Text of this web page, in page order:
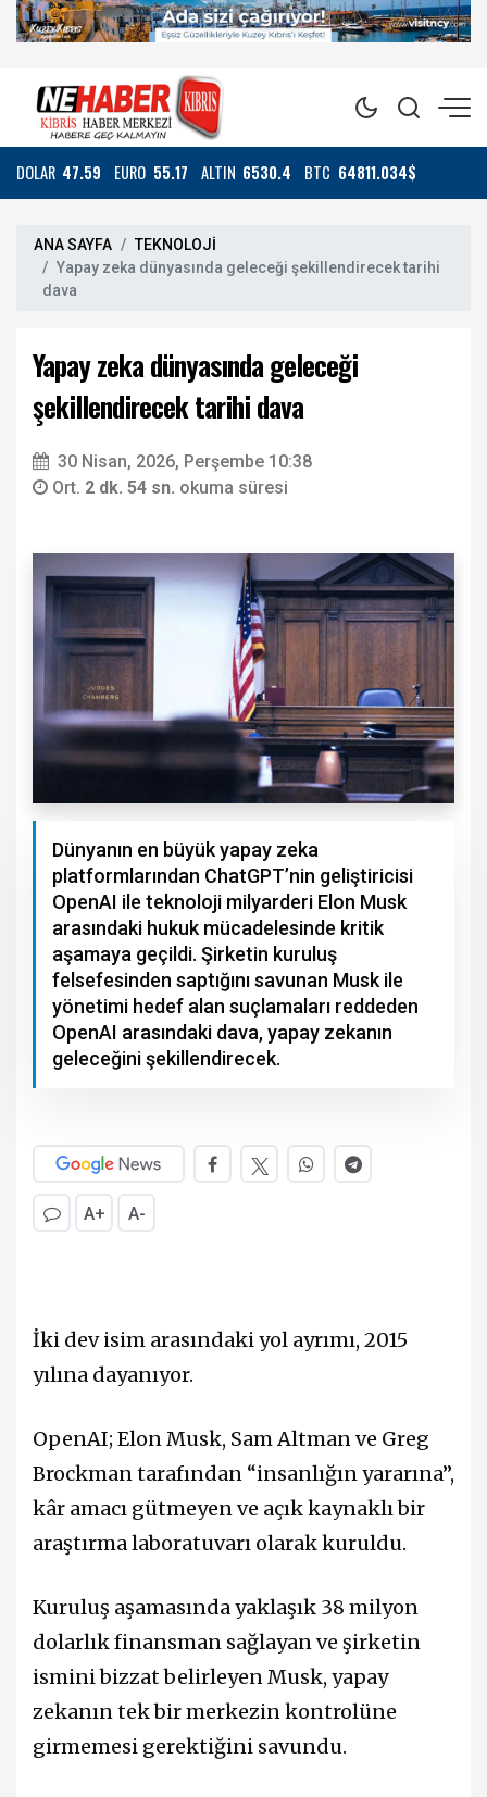
DOLAR 47.59 EURO 55.17 ALTIN 6530.4 BTC 64811.034$
ANA SAYFA
TEKNOLOJİ
Yapay zeka dünyasında geleceği şekillendirecek tarihi
dava
Yapay zeka dünyasında geleceği
şekillendirecek tarihi dava
30 Nisan, 2026, Perşembe 10:38
Ort. 2 dk. 54 sn. okuma süresi
Dünyanın en büyük yapay zeka
platformlarından ChatGPT’nin geliştiricisi
OpenAI ile teknoloji milyarderi Elon Musk
arasındaki hukuk mücadelesinde kritik
aşamaya geçildi. Şirketin kuruluş
felsefesinden saptığını savunan Musk ile
yönetimi hedef alan suçlamaları reddeden
OpenAI arasındaki dava, yapay zekanın
geleceğini şekillendirecek.
A+ A-
İki dev isim arasındaki yol ayrımı, 2015
yılına dayanıyor.
OpenAI; Elon Musk, Sam Altman ve Greg
Brockman tarafından “insanlığın yararına”,
kâr amacı gütmeyen ve açık kaynaklı bir
araştırma laboratuvarı olarak kuruldu.
Kuruluş aşamasında yaklaşık 38 milyon
dolarlık finansman sağlayan ve şirketin
ismini bizzat belirleyen Musk, yapay
zekanın tek bir merkezin kontrolüne
girmemesi gerektiğini savundu.